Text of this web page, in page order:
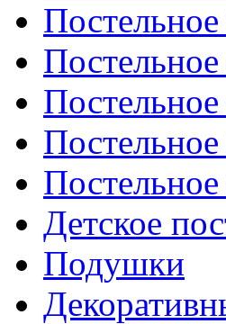
Детское
Подушки